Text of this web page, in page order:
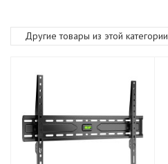
Другие товары из этой категории